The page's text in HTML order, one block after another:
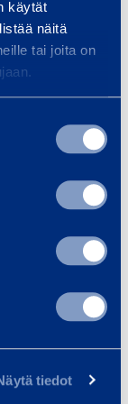
käytät
näitä
tai joita on
tiedot
ja
Lue
koulutukset